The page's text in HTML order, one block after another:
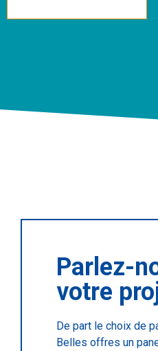
Parlez-
votre
De part le choix de
Belles offres un